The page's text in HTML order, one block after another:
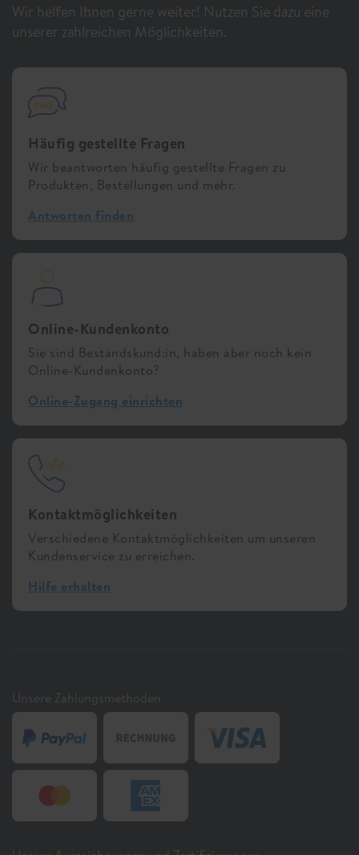
Wir helfen Ihnen gerne weiter! Nutzen Sie dazu eine
unserer zahlreichen Möglichkeiten.
Häufig gestellte Fragen
Wir beantworten häufig gestellte Fragen zu
Produkten, Bestellungen und mehr.
Antworten finden
Online-Kundenkonto
Sie sind Bestandskund:in, haben aber noch kein
Online-Kundenkonto?
Online-Zugang einrichten
Kontaktmöglichkeiten
Verschiedene Kontaktmöglichkeiten um unseren
Kundenservice zu erreichen.
Hilfe erhalten
Unsere Zahlungsmethoden